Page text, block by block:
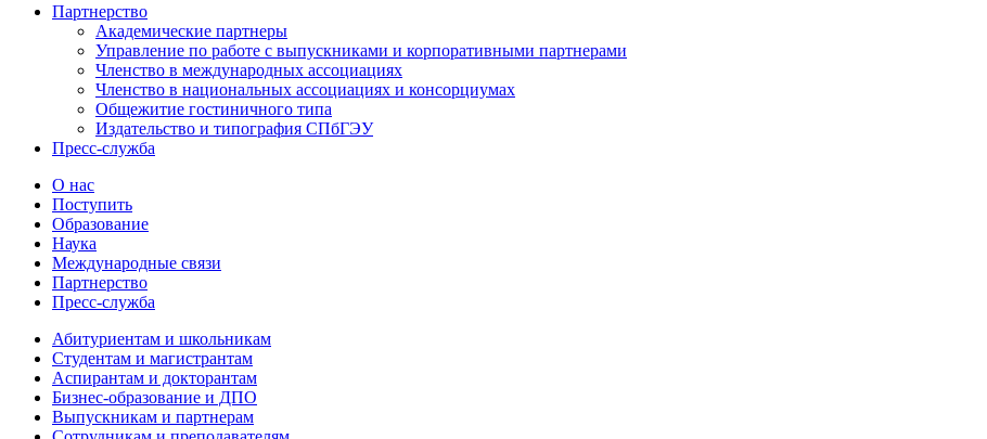
Партнерство
Академические партнеры
Управление по работе с выпускниками и корпоративными партнерами
Членство в международных ассоциациях
Членство в национальных ассоциациях и консорциумах
Общежитие гостиничного типа
Издательство и типография СПбГЭУ
Пресс-служба
О нас
Поступить
Образование
Наука
Международные связи
Партнерство
Пресс-служба
Абитуриентам и школьникам
Студентам и магистрантам
Аспирантам и докторантам
Бизнес-образование и ДПО
Выпускникам и партнерам